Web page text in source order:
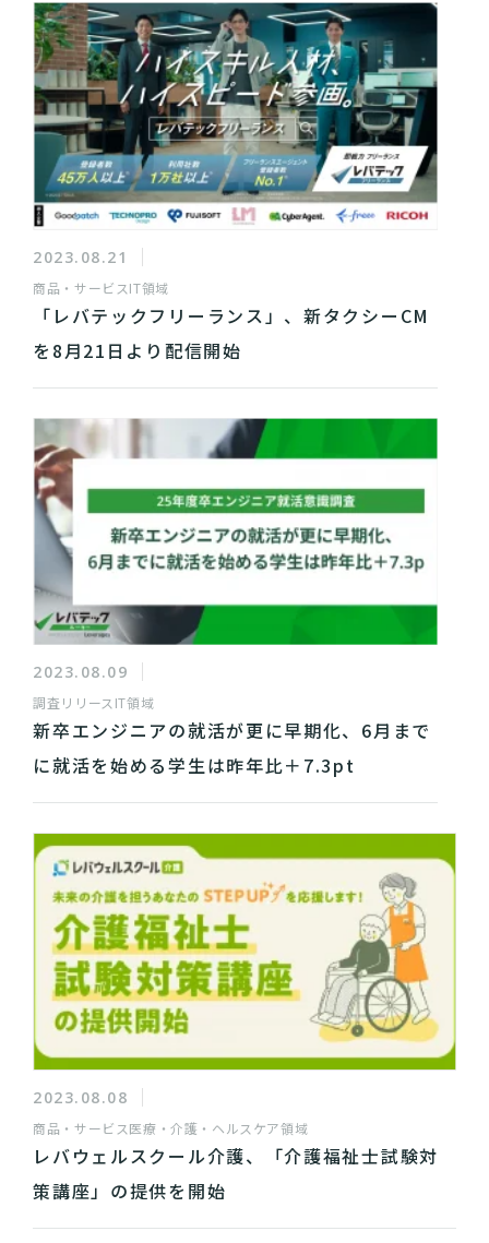
2023.08.21
商品・サービスIT領域
「レバテックフリーランス」、新タクシーCM
を8月21日より配信開始
2023.08.09
調査リリース IT領域
新卒エンジニアの就活が更に早期化、6月まで
に就活を始める学生は昨年比＋7.3pt
2023.08.08
商品・サービス医療・介護・ヘルスケア領域
レバウェルスクール介護、「介護福祉士試験対
策講座」の提供を開始